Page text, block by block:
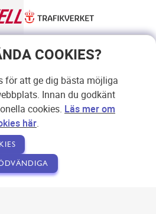
COOKIES?
för att ge dig bästa möjliga
Innan du godkänt
cookies. Läs mer om
här.